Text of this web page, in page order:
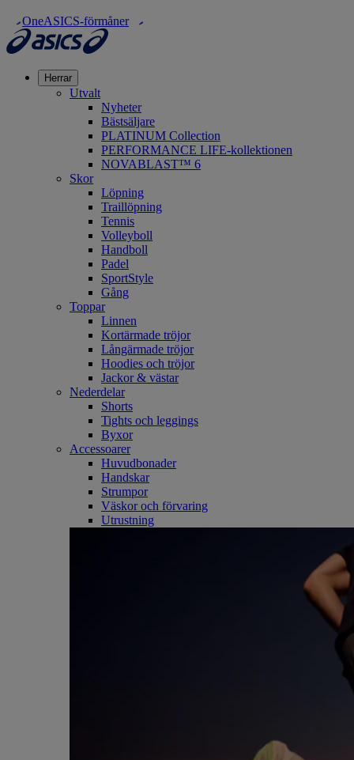
OneASICS-förmåner
Herrar
Utvalt
Nyheter
Bästsäljare
PLATINUM Collection
PERFORMANCE LIFE-kollektionen
NOVABLAST™ 6
Skor
Löpning
Traillöpning
Tennis
Volleyboll
Handboll
Padel
SportStyle
Gång
Toppar
Linnen
Kortärmade tröjor
Långärmade tröjor
Hoodies och tröjor
Jackor & västar
Nederdelar
Shorts
Tights och leggings
Byxor
Accessoarer
Huvudbonader
Handskar
Strumpor
Väskor och förvaring
Utrustning